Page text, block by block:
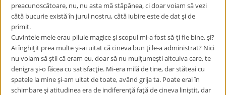
preacunoscătoare, nu, nu asta mă stăpânea, ci doar voiam să vezi
câtă bucurie există în jurul nostru, câtă iubire este de dat şi de
primit.
Cuvintele mele erau pilule magice şi scopul mi-a fost să-ţi fie bine, şi?
Ai înghiţit prea multe şi-ai uitat că cineva bun ţi le-a administrat? Nici
nu voiam să ştii că eram eu, doar să nu mulţumeşti altcuiva care, te
denigra şi-o făcea cu satisfacţie. Mi-era milă de tine, dar stăteai cu
spatele la mine şi-am uitat de toate, având grija ta. Poate erai în
schimbare şi atitudinea era de indiferenţă faţă de cineva liniştit, dar